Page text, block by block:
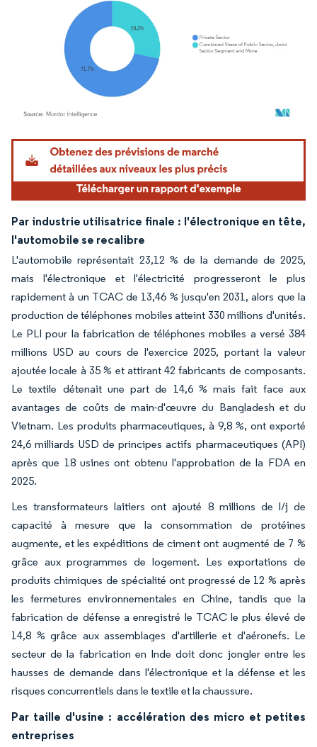
Image © Mordor Intelligence. La réutilisation nécessite une attribution sous CC BY
Par industrie utilisatrice finale : l'électronique en tête,
l'automobile se recalibre
L'automobile représentait 23,12 % de la demande de 2025,
mais l'électronique et l'électricité progresseront le plus
rapidement à un TCAC de 13,46 % jusqu'en 2031, alors que la
production de téléphones mobiles atteint 330 millions d'unités.
Le PLI pour la fabrication de téléphones mobiles a versé 384
millions USD au cours de l'exercice 2025, portant la valeur
ajoutée locale à 35 % et attirant 42 fabricants de composants.
Le textile détenait une part de 14,6 % mais fait face aux
avantages de coûts de main-d'œuvre du Bangladesh et du
Vietnam. Les produits pharmaceutiques, à 9,8 %, ont exporté
24,6 milliards USD de principes actifs pharmaceutiques (API)
après que 18 usines ont obtenu l'approbation de la FDA en
2025.
Les transformateurs laitiers ont ajouté 8 millions de l/j de
capacité à mesure que la consommation de protéines
augmente, et les expéditions de ciment ont augmenté de 7 %
grâce aux programmes de logement. Les exportations de
produits chimiques de spécialité ont progressé de 12 % après
les fermetures environnementales en Chine, tandis que la
fabrication de défense a enregistré le TCAC le plus élevé de
14,8 % grâce aux assemblages d'artillerie et d'aéronefs. Le
secteur de la fabrication en Inde doit donc jongler entre les
hausses de demande dans l'électronique et la défense et les
risques concurrentiels dans le textile et la chaussure.
Par taille d'usine : accélération des micro et petites
entreprises